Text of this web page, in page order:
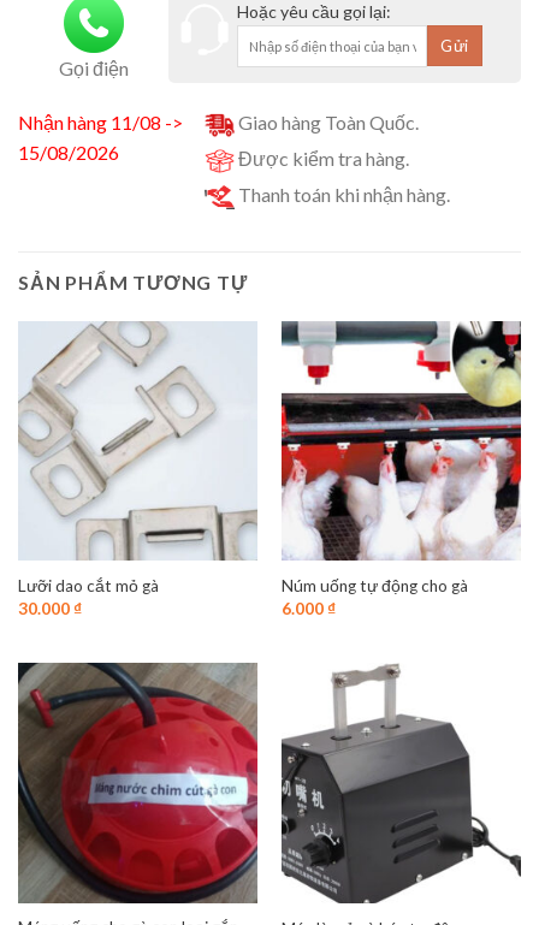
Gọi điện
Hoặc yêu cầu gọi lại:
Nhận hàng 11/08 ->
15/08/2026
Giao hàng Toàn Quốc.
Được kiểm tra hàng.
Thanh toán khi nhận hàng.
SẢN PHẨM TƯƠNG TỰ
Lưỡi dao cắt mỏ gà
30.000₫
Núm uống tự động cho gà
6.000₫